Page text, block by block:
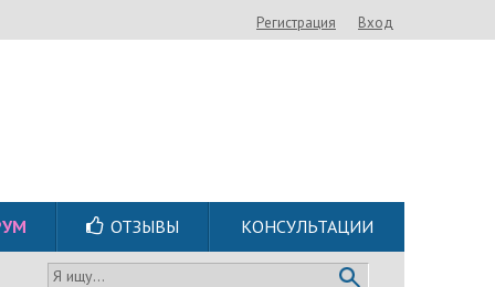
Регистрация Вход
ОТЗЫВЫ КОНСУЛЬТАЦИИ
Я ищу...